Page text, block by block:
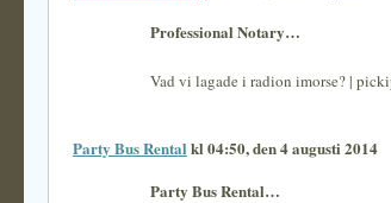
Professional Notary…
Vad vi lagade i radion imorse? |
Party Bus Rental kl 04:50, den 4 augusti 2014
Party Bus Rental…